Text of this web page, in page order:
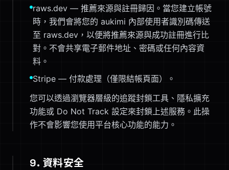
raws.dev — 推薦來源與註冊歸因。當您建立帳號
時，我們會將您的 aukimi 內部使用者識別碼傳送
至 raws.dev，以便將推薦來源與成功註冊進行比
對。不會共享電子郵件地址、密碼或任何內容資
料。
Stripe — 付款處理（僅限結帳頁面）。
您可以透過瀏覽器層級的追蹤封鎖工具、隱私擴充
功能或 Do Not Track 設定來封鎖上述服務。此操
作不會影響您使用平台核心功能的能力。
9. 資料安全